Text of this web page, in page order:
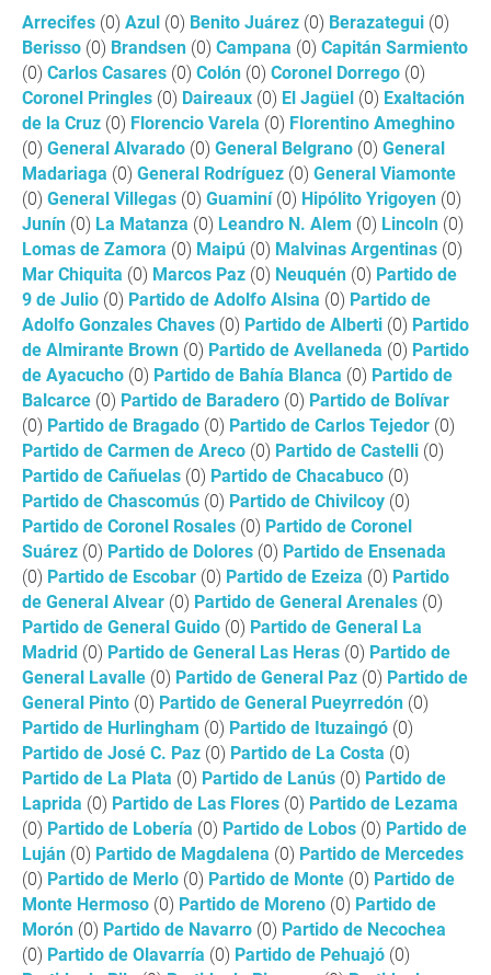
Arrecifes (0) Azul (0) Benito Juárez (0) Berazategui (0)
Berisso (0) Brandsen (0) Campana (0) Capitán Sarmiento
(0) Carlos Casares (0) Colón (0) Coronel Dorrego (0)
Coronel Pringles (0) Daireaux (0) El Jagüel (0) Exaltación
de la Cruz (0) Florencio Varela (0) Florentino Ameghino
(0) General Alvarado (0) General Belgrano (0) General
Madariaga (0) General Rodríguez (0) General Viamonte
(0) General Villegas (0) Guaminí (0) Hipólito Yrigoyen (0)
Junín (0) La Matanza (0) Leandro N. Alem (0) Lincoln (0)
Lomas de Zamora (0) Maipú (0) Malvinas Argentinas (0)
Mar Chiquita (0) Marcos Paz (0) Neuquén (0) Partido de
9 de Julio (0) Partido de Adolfo Alsina (0) Partido de
Adolfo Gonzales Chaves (0) Partido de Alberti (0) Partido
de Almirante Brown (0) Partido de Avellaneda (0) Partido
de Ayacucho (0) Partido de Bahía Blanca (0) Partido de
Balcarce (0) Partido de Baradero (0) Partido de Bolívar
(0) Partido de Bragado (0) Partido de Carlos Tejedor (0)
Partido de Carmen de Areco (0) Partido de Castelli (0)
Partido de Cañuelas (0) Partido de Chacabuco (0)
Partido de Chascomús (0) Partido de Chivilcoy (0)
Partido de Coronel Rosales (0) Partido de Coronel
Suárez (0) Partido de Dolores (0) Partido de Ensenada
(0) Partido de Escobar (0) Partido de Ezeiza (0) Partido
de General Alvear (0) Partido de General Arenales (0)
Partido de General Guido (0) Partido de General La
Madrid (0) Partido de General Las Heras (0) Partido de
General Lavalle (0) Partido de General Paz (0) Partido de
General Pinto (0) Partido de General Pueyrredón (0)
Partido de Hurlingham (0) Partido de Ituzaingó (0)
Partido de José C. Paz (0) Partido de La Costa (0)
Partido de La Plata (0) Partido de Lanús (0) Partido de
Laprida (0) Partido de Las Flores (0) Partido de Lezama
(0) Partido de Lobería (0) Partido de Lobos (0) Partido de
Luján (0) Partido de Magdalena (0) Partido de Mercedes
(0) Partido de Merlo (0) Partido de Monte (0) Partido de
Monte Hermoso (0) Partido de Moreno (0) Partido de
Morón (0) Partido de Navarro (0) Partido de Necochea
(0) Partido de Olavarría (0) Partido de Pehuajó (0)